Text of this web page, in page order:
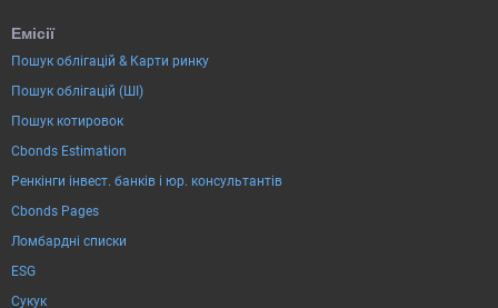
Емісії
Пошук облігацій & Карти ринку
Пошук облігацій (ШІ)
Пошук котировок
Cbonds Estimation
Ренкінги інвест. банків і юр. консультантів
Cbonds Pages
Ломбардні списки
ESG
Сукук